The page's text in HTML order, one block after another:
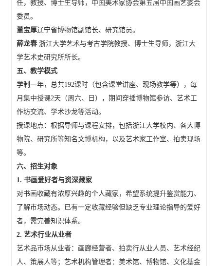
任，教授、博士生导师，中国美术家协会第五届中国画艺委会
委员。
董宝厚辽宁省博物馆副馆长、研究馆员。
薛龙春浙江大学艺术与考古学院教授、博士生导师，浙江大
学艺术史研究所所长。
五、教学模式
学制一年，总共192课时（包含课堂讲座、现场教学等），每
月集中授课2天（周六、日），期间穿插博物馆参访、艺术工
作坊交流、学术沙龙等活动。
授课地点：根据导师与课程安排，包括浙江大学校内、各大博
物院、研究所等知名文博机构，以及艺术家工作室、拍卖现场
等。
六、招生对象
1. 书画爱好者与资深藏家
对书画收藏有浓厚兴趣的个人藏家，希望系统提升鉴赏能力、
了解市场动态。已有一定收藏经验但缺乏专业理论指导的爱好
者，需完善知识体系。
2. 艺术行业从业者
艺术品市场从业者：画廊经营者、拍卖行从业人员、艺术经纪
人、策展人等；艺术机构管理者：美术馆、博物馆、文化基金